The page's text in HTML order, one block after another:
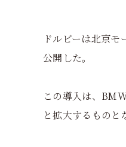
ドルビーは北京
公開した。
この導入は、
と拡大するものと